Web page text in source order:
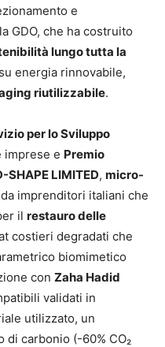
e
GDO, che ha costruito
lungo tutta la
energia rinnovabile,
riutilizzabile.
per lo Sviluppo
imprese e Premio
SHAPE LIMITED, micro-
imprenditori italiani che
il restauro delle
costieri degradati che
biomimetico
con Zaha Hadid
validati in
utilizzato, un
di carbonio (-60% CO₂